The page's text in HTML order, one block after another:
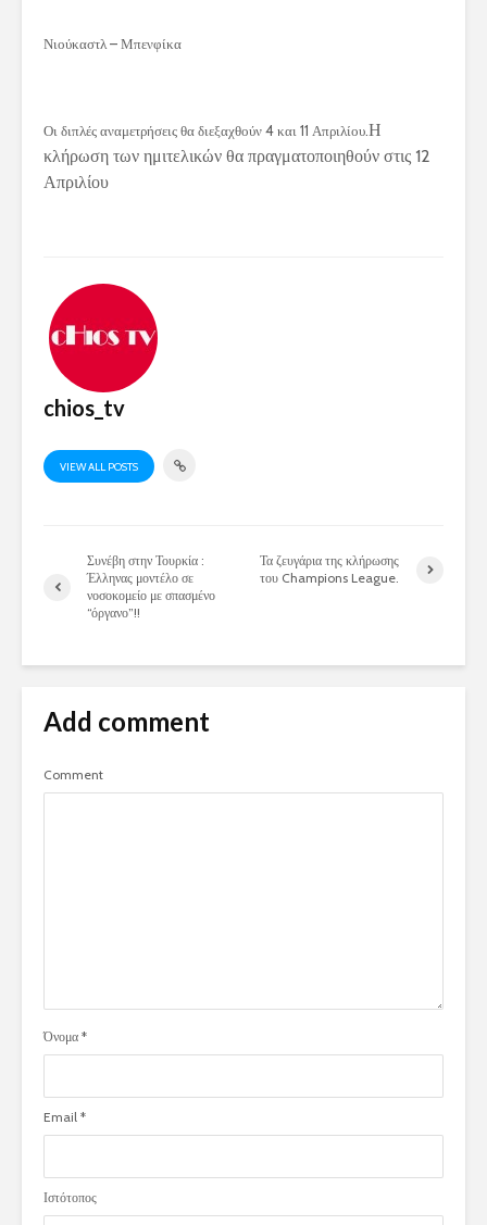
Νιούκαστλ – Μπενφίκα
Οι διπλές αναμετρήσεις θα διεξαχθούν 4 και 11 Απριλίου.Η
κλήρωση των ημιτελικών θα πραγματοποιηθούν στις 12
Απριλίου
chios_tv
VIEW ALL POSTS
Συνέβη στην Τουρκία :
Έλληνας μοντέλο σε
νοσοκομείο με σπασμένο
“όργανο”!!
Τα ζευγάρια της κλήρωσης
του Champions League.
Add comment
Comment
Όνομα *
Email *
Ιστότοπος